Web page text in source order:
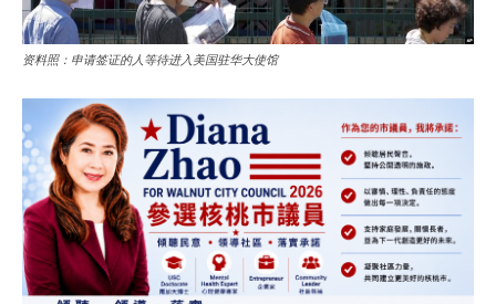
资料照：申请签证的人等待进入美国驻华大使馆